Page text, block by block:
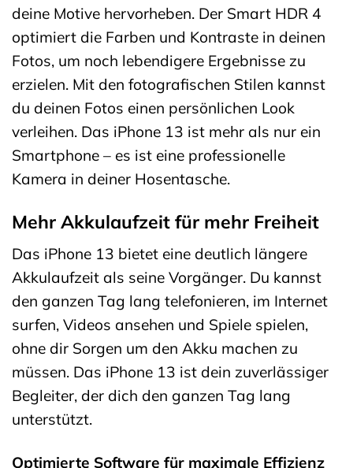
deine Motive hervorheben. Der Smart HDR 4
optimiert die Farben und Kontraste in deinen
Fotos, um noch lebendigere Ergebnisse zu
erzielen. Mit den fotografischen Stilen kannst
du deinen Fotos einen persönlichen Look
verleihen. Das iPhone 13 ist mehr als nur ein
Smartphone – es ist eine professionelle
Kamera in deiner Hosentasche.
Mehr Akkulaufzeit für mehr Freiheit
Das iPhone 13 bietet eine deutlich längere
Akkulaufzeit als seine Vorgänger. Du kannst
den ganzen Tag lang telefonieren, im Internet
surfen, Videos ansehen und Spiele spielen,
ohne dir Sorgen um den Akku machen zu
müssen. Das iPhone 13 ist dein zuverlässiger
Begleiter, der dich den ganzen Tag lang
unterstützt.
Optimierte Software für maximale Effizienz